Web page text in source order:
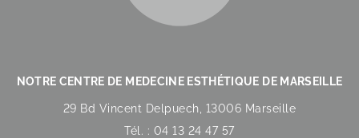
NOTRE CENTRE DE MEDECINE ESTHÉTIQUE DE MARSEILLE
29 Bd Vincent Delpuech, 13006 Marseille
Tél. : 04 13 24 47 57